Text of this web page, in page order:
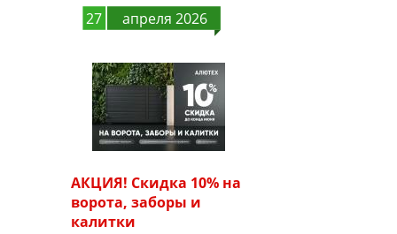
27 апреля 2026
АКЦИЯ! Скидка 10% на
ворота, заборы и
калитки